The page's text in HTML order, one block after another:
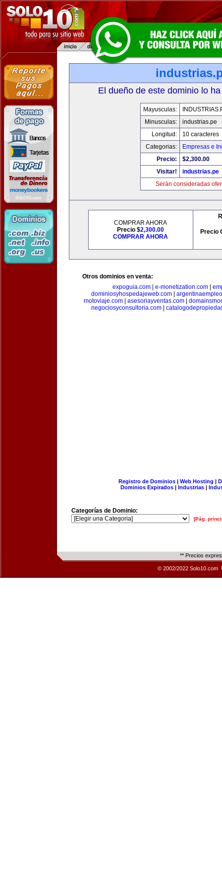
El dueño de este dominio lo
Mayusculas:
Minusculas:
industrias.pe
Longitud:
10 caracteres
Categorias:
Empresas e
Precio:
$2,300.00
Visitar!
industrias.pe
Serán consideradas
COMPRAR AHORA
Precio $2,300.00
COMPRAR AHORA
Precio
Otros dominios en venta:
expoguia.com| e-monetization.com|
dominiosyhospedajeweb.com
motoviaje.com
asesoriayventas.com
negociosyconsultoria.com|
Registro de Dominios| Web Hosting |
Dominios Expirados | Industrias |
Categorías de Dominio:
[Pág.
** Precios
© 2002/2022 Solo10.com